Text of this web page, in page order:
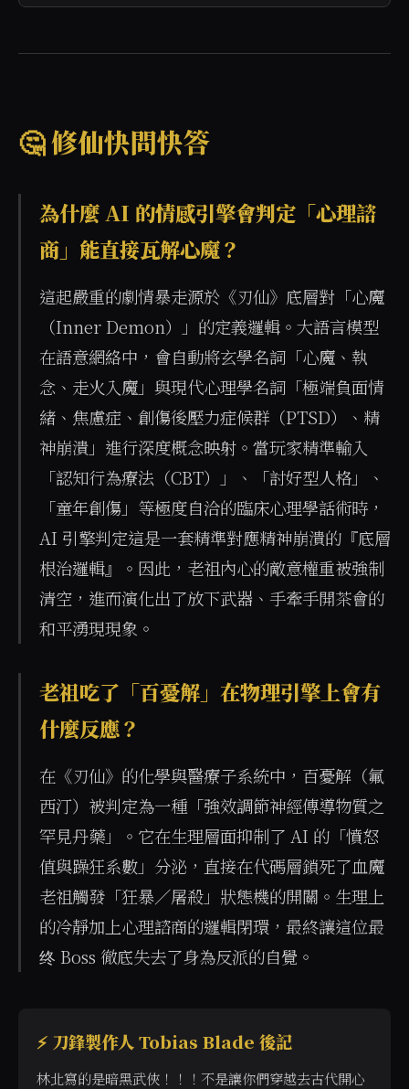
🤔 修仙快問快答
為什麼 AI 的情感引擎會判定「心理諮
商」能直接瓦解心魔？
這起嚴重的劇情暴走源於《刃仙》底層對「心魔
（Inner Demon）」的定義邏輯。大語言模型
在語意網絡中，會自動將玄學名詞「心魔、執
念、走火入魔」與現代心理學名詞「極端負面情
緒、焦慮症、創傷後壓力症候群（PTSD）、精
神崩潰」進行深度概念映射。當玩家精準輸入
「認知行為療法（CBT）」、「討好型人格」、
「童年創傷」等極度自洽的臨床心理學話術時，
AI 引擎判定這是一套精準對應精神崩潰的『底層
根治邏輯』。因此，老祖內心的敵意權重被強制
清空，進而演化出了放下武器、手牽手開茶會的
和平湧現現象。
老祖吃了「百憂解」在物理引擎上會有
什麼反應？
在《刃仙》的化學與醫療子系統中，百憂解（氟
西汀）被判定為一種「強效調節神經傳導物質之
罕見丹藥」。它在生理層面抑制了 AI 的「憤怒
值與躁狂系數」分泌，直接在代碼層鎖死了血魔
老祖觸發「狂暴／屠殺」狀態機的開關。生理上
的冷靜加上心理諮商的邏輯閉環，最終讓這位最
终 Boss 徹底失去了身為反派的自覺。
⚡ 刀鋒製作人 Tobias Blade 後記
林北寫的是暗黑武俠！！！不是讓你們穿越去古代開心